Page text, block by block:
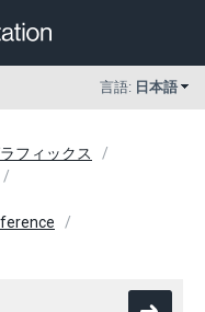
言語: 日本語
フィックス